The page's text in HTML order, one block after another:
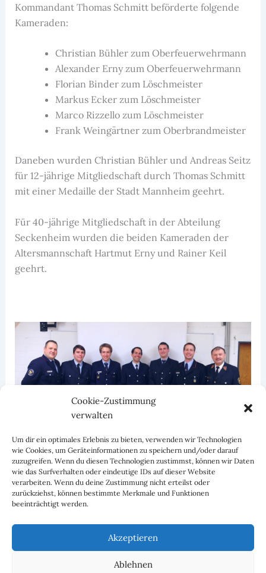
Cookie-Zustimmung
verwalten
Um dir ein optimales Erlebnis zu bieten, verwenden wir Technologien
wie Cookies, um Geräteinformationen zu speichern und/oder darauf
zuzugreifen. Wenn du diesen Technologien zustimmst, können wir Daten
wie das Surfverhalten oder eindeutige IDs auf dieser Website
verarbeiten. Wenn du deine Zustimmung nicht erteilst oder
zurückziehst, können bestimmte Merkmale und Funktionen
beeinträchtigt werden.
Akzeptieren
Ablehnen
Kommandant Thomas Schmitt beförderte folgende
Kameraden:
Christian Bühler zum Oberfeuerwehrmann
Alexander Erny zum Oberfeuerwehrmann
Florian Binder zum Löschmeister
Markus Ecker zum Löschmeister
Marco Rizzello zum Löschmeister
Frank Weingärtner zum Oberbrandmeister
Daneben wurden Christian Bühler und Andreas Seitz
für 12-jährige Mitgliedschaft durch Thomas Schmitt
mit einer Medaille der Stadt Mannheim geehrt.
Für 40-jährige Mitgliedschaft in der Abteilung
Seckenheim wurden die beiden Kameraden der
Altersmannschaft Hartmut Erny und Rainer Keil
geehrt.
ZURÜCK